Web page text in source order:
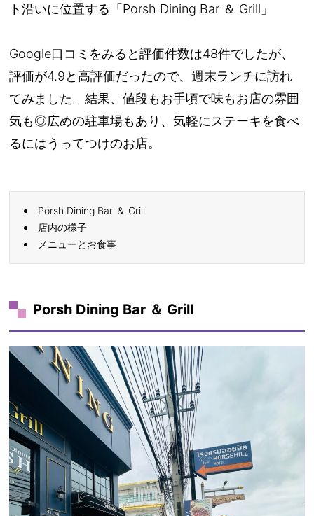
ト沿いに位置する「Porsh Dining Bar ＆ Grill」
Google口コミをみると評価件数は48件でしたが、
評価が4.9と高評価だったので、週末ランチに訪れ
てみました。結果、値段もお手頃で味もお店の雰囲
気も◎広めの駐車場もあり、気軽にステーキを食べ
るにはうってつけのお店。
Porsh Dining Bar ＆ Grill
店内の様子
メニューとお食事
Porsh Dining Bar ＆ Grill